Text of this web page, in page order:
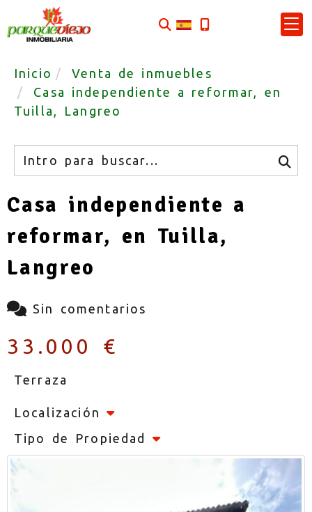
Inicio
Venta de inmuebles
Casa independiente a reformar, en
Tuilla, Langreo
Buscar
Casa independiente a
reformar, en Tuilla,
Langreo
Sin comentarios
33.000 €
Terraza
Localización
Tipo de Propiedad